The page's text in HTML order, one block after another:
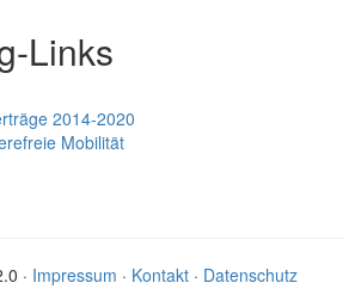
Links
2014-2020
Mobilität
· Impressum · Kontakt · Datenschutz